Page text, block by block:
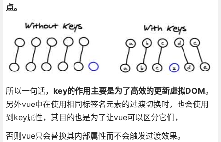
点。
所以一句话， key的作用主要是为了高效的更新虚拟DOM。
另外vue中在使用相同标签名元素的过渡切换时，也会使用
到key属性，其目的也是为了让vue可以区分它们，
否则vue只会替换其内部属性而不会触发过渡效果。